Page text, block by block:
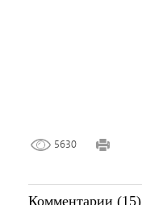
5630
Комментарии (15)